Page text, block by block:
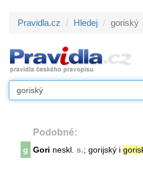
Pravidla.cz Hledej goriský
Podobné:
g Gori neskl. s.; gorijský i